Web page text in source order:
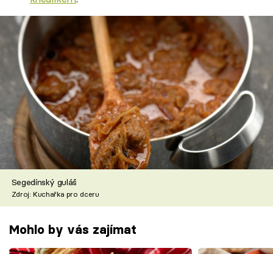
Segedínský guláš
Zdroj: Kuchařka pro dceru
Mohlo by vás zajímat